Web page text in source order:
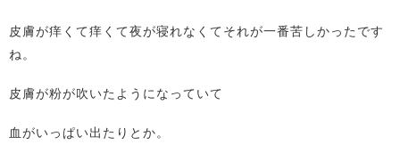
皮膚が痒くて痒くて夜が寝れなくてそれが一番苦しかったです
ね。
皮膚が粉が吹いたようになっていて
血がいっぱい出たりとか。